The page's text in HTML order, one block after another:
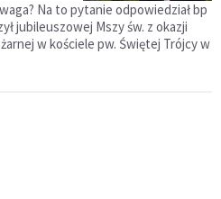
Na to pytanie odpowiedział bp
jubileuszowej Mszy św. z okazji
w kościele pw. Świętej Trójcy w